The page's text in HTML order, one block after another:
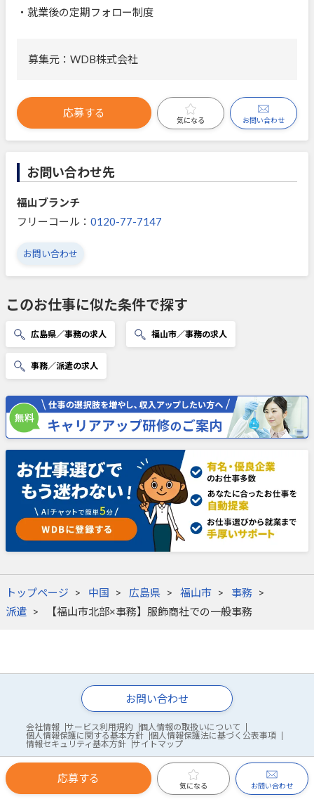
・就業後の定期フォロー制度
募集元：WDB株式会社
応募する
気になる お問い合わせ
お問い合わせ先
福山ブランチ
フリーコール： 0120-77-7147
お問い合わせ
このお仕事に似た条件で探す
広島県／事務の求人 福山市／事務の求人
事務／派遣の求人
トップページ 中国 広島県 福山市
事務
派遣
【福山市北部×事務】服飾商社での一般事務
応募する
気になる お問い合わせ
お問い合わせ
会社情報 サービス利用規約
個人情報の取扱いについて
個人情報保護に関する基本方針
個人情報保護法に基づく公表事項
情報セキュリティ基本方針
サイトマップ
© WDB Co., Ltd.